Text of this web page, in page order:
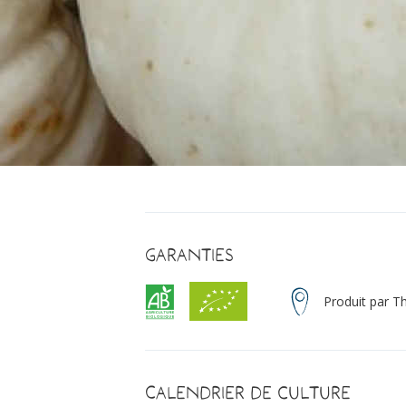
Garanties
Produit par
Calendrier de culture